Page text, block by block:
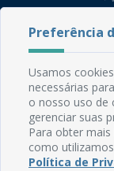
Rua do
Email:
Expediente:
Preferência
Usamos
necessárias
o nosso uso de
gerenciar suas
Para obter
como
Política de